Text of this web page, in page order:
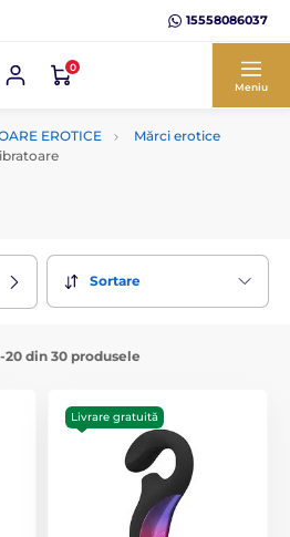
15558086037
0
Meniu
EROTICE
Mărci erotice
Sortare
20 din 30 produsele
Livrare gratuită